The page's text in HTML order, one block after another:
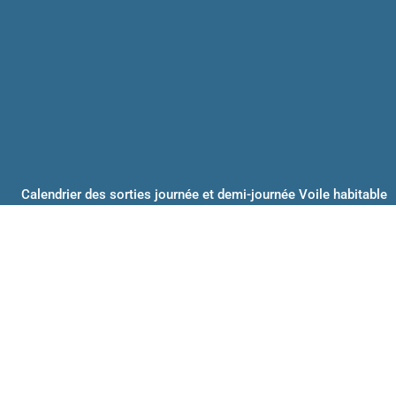
Calendrier des sorties journée et demi-journée Voile habitable